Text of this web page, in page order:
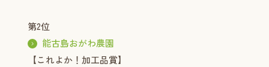
第2位
能古島おがわ農園
【これよか！加工品賞】